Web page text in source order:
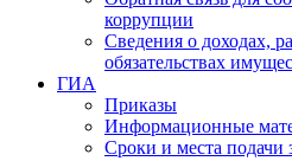
коррупции
Сведения о доходах,
обязательствах
ГИА
Приказы
Информационные
Сроки и места подачи